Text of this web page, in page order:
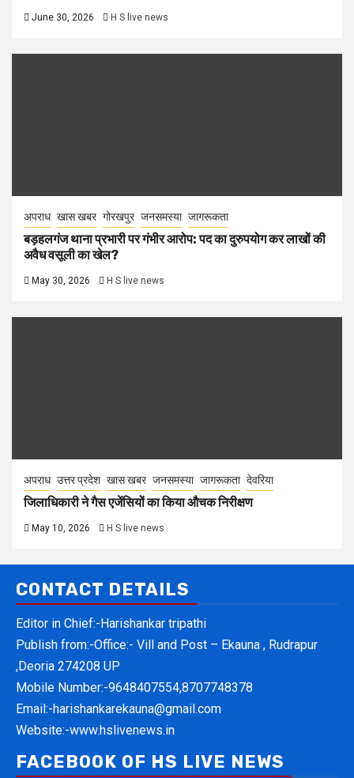
June 30, 2026 H S live news
अपराध खास खबर गोरखपुर जनसमस्या जागरूकता
बड़हलगंज थाना प्रभारी पर गंभीर आरोप: पद का दुरुपयोग कर लाखों की
अवैध वसूली का खेल?
May 30, 2026 H S live news
अपराध उत्तर प्रदेश खास खबर जनसमस्या जागरूकता देवरिया
जिलाधिकारी ने गैस एजेंसियों का किया औचक निरीक्षण
May 10, 2026 H S live news
CONTACT DETAILS
Editor in Chief:-Harishankar tripathi
Publish from:-Office:- Vill and Post – Ekauna , Rudrapur
,Deoria 274208 UP
Mobile Number:-9648407554,8707748378
Email:-harishankarekauna@gmail.com
Website:-www.hslivenews.in
FACEBOOK OF HS LIVE NEWS